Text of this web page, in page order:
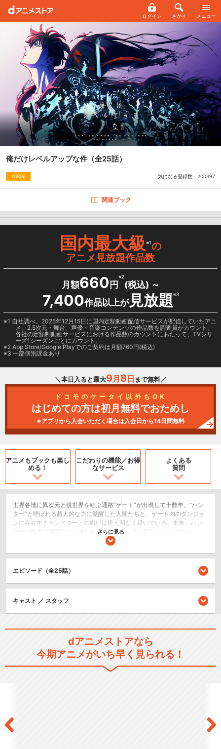
ログイン さがす メニュー
俺だけレベルアップな件 （全25話）
1080p 気になる登録数： 200397
関連ブック
国内最大級※1の
アニメ見放題作品数
月額660 円
※2
(税込) ～
7,400作品以上が見放題※3
1 自社調べ。2025年12月15日に国内定額動画配信サービスが配信していたアニ
メ、2.5次元・舞台、声優・音楽コンテンツの作品数を調査員がカウント。
各社の定額制動画サービスにおける作品数のカウントにあたって、TVシリ
ーズ1シーズンごとにカウント。
2 App Store/Google Playでのご契約は月額760円(税込)
3 一部個別課金あり
＼本日入ると最大9月 8日 まで無料／
ドコモのケータイ以外もOK
はじめての方は初月無料でおためし
※アプリから入会いただく場合は入会日から14日間無料
アニメもブックも楽し
める！
こだわりの機能／お得
なサービス
よくある
質問
世界各地に異次元と現世界を結ぶ通路“ゲート”が出現して十数年。“ハン
ター”と呼ばれる超人的な力に覚醒した人間たちと、ゲート内のダンジョ
ンに存在するモンスターとの戦いは絶え間なく続いている。本来、ハン
ターの能力は覚醒時から成長せず、そのランクも変わることはない。し
かし、人類最弱兵器と呼ばれていた低ランクハンターの水篠旬は、二重
れ、戦いの中で能力を高めていく。転職クエストをクリアして、影の兵
士を従わせることができる職業『影の君主』を手に入れた旬は、病気の
母を治す可能性のある「命の神水」の素材を求めて新たな戦いに身を投
じていくのだった。
SF/ファンタジー
アクション/バトル
さらに見る
エピソード（全25話）
キャスト ／ スタッフ
dアニメストアなら
今期アニメがいち早く見られる！